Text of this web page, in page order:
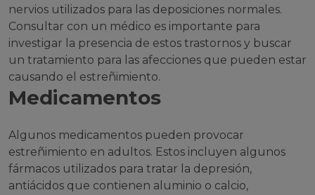
nervios utilizados para las deposiciones normales.
Consultar con un médico es importante para
investigar la presencia de estos trastornos y buscar
un tratamiento para las afecciones que pueden estar
causando el estreñimiento.
Medicamentos
Algunos medicamentos pueden provocar
estreñimiento en adultos. Estos incluyen algunos
fármacos utilizados para tratar la depresión,
antiácidos que contienen aluminio o calcio,